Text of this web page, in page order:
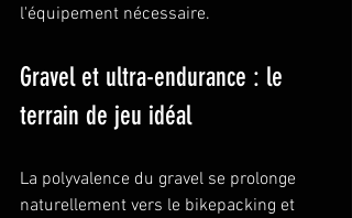
l'équipement nécessaire.
Gravel et ultra-endurance : le
terrain de jeu idéal
La polyvalence du gravel se prolonge
naturellement vers le bikepacking et